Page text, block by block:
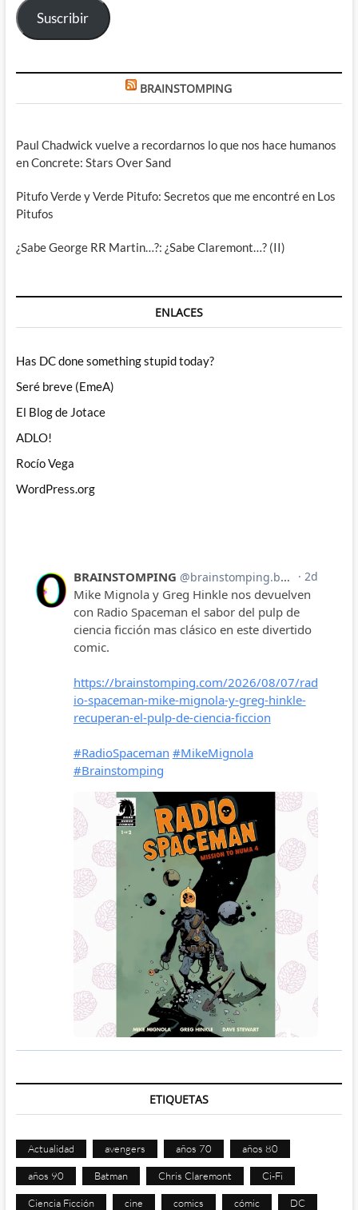
Suscribir
BRAINSTOMPING
Paul Chadwick vuelve a recordarnos lo que nos hace humanos
en Concrete: Stars Over Sand
Pitufo Verde y Verde Pitufo: Secretos que me encontré en Los
Pitufos
¿Sabe George RR Martin…?: ¿Sabe Claremont…? (II)
ENLACES
Has DC done something stupid today?
Seré breve (EmeA)
El Blog de Jotace
ADLO!
Rocío Vega
WordPress.org
ETIQUETAS
Actualidad avengers años 70 años 80
años 90 Batman Chris Claremont Ci-Fi
Ciencia Ficción cine comics cómic DC